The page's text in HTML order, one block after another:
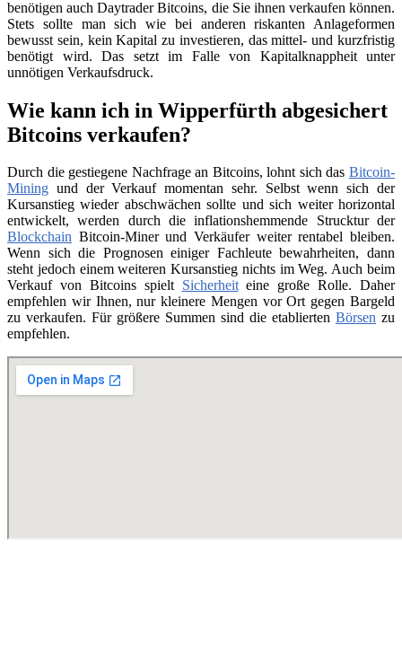
benötigen auch Daytrader Bitcoins, die Sie ihnen verkaufen können.
Stets sollte man sich wie bei anderen riskanten Anlageformen
bewusst sein, kein Kapital zu investieren, das mittel- und kurzfristig
benötigt wird. Das setzt im Falle von Kapitalknappheit unter
unnötigen Verkaufsdruck.
Wie kann ich in Wipperfürth abgesichert
Bitcoins verkaufen?
Durch die gestiegene Nachfrage an Bitcoins, lohnt sich das Bitcoin-
Mining und der Verkauf momentan sehr. Selbst wenn sich der
Kursanstieg wieder abschwächen sollte und sich weiter horizontal
entwickelt, werden durch die inflationshemmende Strucktur der
Blockchain Bitcoin-Miner und Verkäufer weiter rentabel bleiben.
Wenn sich die Prognosen einiger Fachleute bewahrheiten, dann
steht jedoch einem weiteren Kursanstieg nichts im Weg. Auch beim
Verkauf von Bitcoins spielt Sicherheiteine große Rolle. Daher
empfehlen wir Ihnen, nur kleinere Mengen vor Ort gegen Bargeld
zu verkaufen. Für größere Summen sind die etablierten Börsen zu
empfehlen.